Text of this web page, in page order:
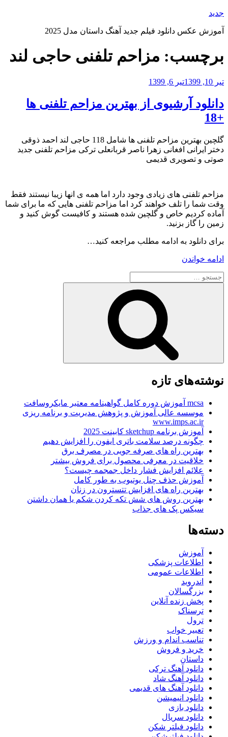
رفتن
محتوا
جدید
آموزش عکس دانلود فیلم جدید آهنگ داستان مدل 2025
برچسب: مزاحم تلفنی حاجی لند
نوشته‌شده
تیر 10, 1399 تیر 6, 1399
دانلود آرشیوی از بهترین مزاحم تلفنی ها
+18
گلچین بهترین مزاحم تلفنی ها شامل 118 حاجی لند احمد ذوقی
دختر ایرانی افغانی زهرا ناصر قربانعلی ترکی مزاحم تلفنی جدید
صوتی و تصویری قدیمی
مزاحم تلفنی های زیادی وجود دارد اما همه ی انها زیبا نیستند فقط
وقت شما را تلف خواهند کرد اما مزاحم تلفنی هایی که ما برای شما
آماده کردیم خاص و گلچین شده هستند و کافیست گوش کنید و
زمین را گاز بزنید.
برای دانلود به ادامه مطلب مراجعه کنید…
ادامه خواندن
تلفنی
جستجو
برای
نوشته‌های تازه
mcsa آموزش دوره کامل گواهینامه معتبر مایکروسافت
موسسه عالی آموزش و پژوهش مدیریت و برنامه ریزی
www.imps.ac.ir
آموزش برنامه sketchup کابینت 2025
چگونه درصد سلامت باتری ایفون را افزایش دهیم
بهترین راه های صرفه جویی در مصرف برق
خلاقیت در معرفی محصول برای فروش بیشتر
علائم افزایش فشار داخل جمجمه چیست؟
آموزش حذف چنل یوتیوب به طور کامل
بهترین راه های افزایش تتسترون در زنان
بهترین روش های شش تکه کردن شکم یا همان داشتن
سیکس پک های جذاب
دسته‌ها
آموزش
اطلاعات پزشکی
اطلاعات عمومی
اندروید
بزرگسالان
پخش زنده آنلاین
ترسناک
ترول
تعبیر خواب
تناسب اندام و ورزش
خرید و فروش
داستان
دانلود آهنگ ترکی
دانلود آهنگ شاد
دانلود آهنگ های قدیمی
دانلود انیمیشن
دانلود بازی
دانلود سریال
دانلود فیلتر شکن